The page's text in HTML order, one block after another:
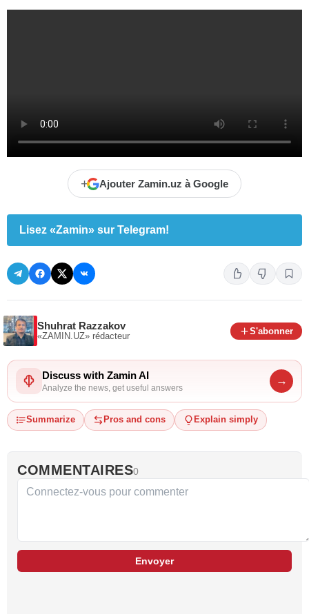
+ Ajouter Zamin.uz à Google
Lisez «Zamin» sur Telegram!
Shuhrat Razzakov
«ZAMIN.UZ» rédacteur
S'abonner
Discuss with Zamin AI
Analyze the news, get useful answers
→
Summarize Pros and cons Explain simply
COMMENTAIRES0
Envoyer